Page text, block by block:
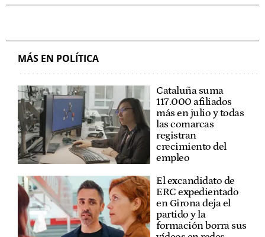
MÁS EN POLÍTICA
Cataluña suma
117.000 afiliados
más en julio y todas
las comarcas
registran
crecimiento del
empleo
El excandidato de
ERC expedientado
en Girona deja el
partido y la
formación borra sus